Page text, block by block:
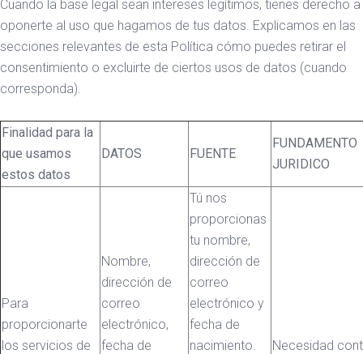
Cuando la base legal sean intereses legítimos, tienes derecho a
oponerte al uso que hagamos de tus datos. Explicamos en las
secciones relevantes de esta Política cómo puedes retirar el
consentimiento o excluirte de ciertos usos de datos (cuando
corresponda).
Finalidad para la
que usamos
estos datos
DATOS FUENTE
FUNDAMENTO
JURIDICO
Para
proporcionarte
los servicios de
Nombre,
dirección de
correo
electrónico,
fecha de
Tú nos
proporcionas
tu nombre,
dirección de
correo
electrónico y
fecha de
nacimiento.
Necesidad